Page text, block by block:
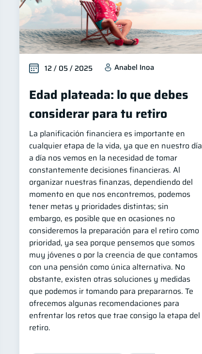
12 / 05 / 2025 Anabel Inoa
Edad plateada: lo que debes
considerar para tu retiro
La planificación financiera es importante en
cualquier etapa de la vida, ya que en nuestro día
a día nos vemos en la necesidad de tomar
constantemente decisiones financieras. Al
organizar nuestras finanzas, dependiendo del
momento en que nos encontremos, podemos
tener metas y prioridades distintas; sin
embargo, es posible que en ocasiones no
consideremos la preparación para el retiro como
prioridad, ya sea porque pensemos que somos
muy jóvenes o por la creencia de que contamos
con una pensión como única alternativa. No
obstante, existen otras soluciones y medidas
que podemos ir tomando para prepararnos. Te
ofrecemos algunas recomendaciones para
enfrentar los retos que trae consigo la etapa del
retiro.